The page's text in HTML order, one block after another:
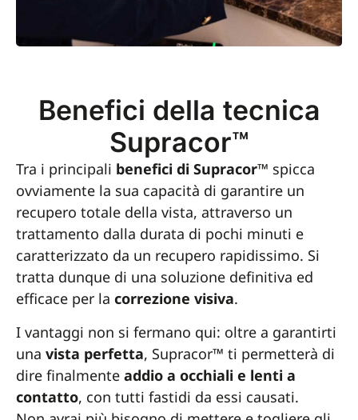
Benefici della tecnica
Supracor™
Tra i principali benefici di Supracor™ spicca
ovviamente la sua capacità di garantire un
recupero totale della vista, attraverso un
trattamento dalla durata di pochi minuti e
caratterizzato da un recupero rapidissimo. Si
tratta dunque di una soluzione definitiva ed
efficace per la correzione visiva.
I vantaggi non si fermano qui: oltre a garantirti
una vista perfetta, Supracor™ ti permetterà di
dire finalmente addio a occhiali e lenti a
contatto, con tutti fastidi da essi causati.